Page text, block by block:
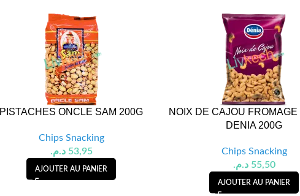
PISTACHES ONCLE SAM 200G
Chips Snacking
53,95 د.م.
AJOUTER AU PANIER
NOIX DE CAJOU FROMAGE
DENIA 200G
Chips Snacking
55,50 د.م.
AJOUTER AU PANIER